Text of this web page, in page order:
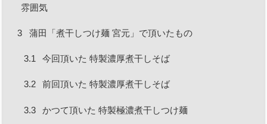
雰囲気
3 蒲田「煮干しつけ麺 宮元」で頂いたもの
3.1 今回頂いた 特製濃厚煮干しそば
3.2 前回頂いた 特製濃厚煮干しそば
3.3 かつて頂いた 特製極濃煮干しつけ麺